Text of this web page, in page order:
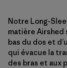
Notre Long-
matière Airshed
bas du dos et
qui évacue la
des bras et aux